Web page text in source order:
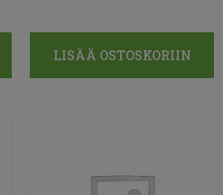
LISÄÄ OSTOSKORIIN